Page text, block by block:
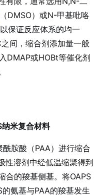
（DMSO）或N-甲基吡咯
保证反应体系的均一
间，缩合剂添加量一般
DMAP或HOBt等催化剂
纳米复合材料
胺酸（PAA）进行缩合
性溶剂中经低温缩聚得到
合的羧基侧基。将OAPS
氨基与PAA的羧基发生